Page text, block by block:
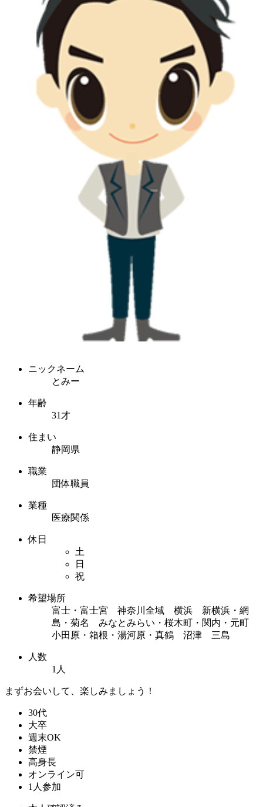
ニックネーム
とみー
年齢
31才
住まい
静岡県
職業
団体職員
業種
医療関係
休日
土
日
祝
希望場所
富士・富士宮 神奈川全域 横浜 新横浜・網
島・菊名 みなとみらい・桜木町・関内・元町
小田原・箱根・湯河原・真鶴 沼津 三島
人数
1人
まずお会いして、楽しみましょう！
30代
大卒
週末OK
禁煙
高身長
オンライン可
1人参加